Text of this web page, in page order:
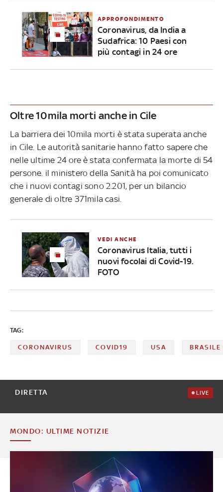
APPROFONDIMENTO
Coronavirus, da India a
Sudafrica: 10 Paesi con
più contagi in 24 ore
Oltre 10mila morti anche in Cile
La barriera dei 10mila morti è stata superata anche
in Cile. Le autorità sanitarie hanno fatto sapere che
nelle ultime 24 ore è stata confermata la morte di 54
persone. il ministero della Sanità ha poi comunicato
che i nuovi contagi sono 2.201, per un bilancio
generale di oltre 371mila casi.
VEDI ANCHE
Coronavirus Italia, tutti i
nuovi focolai di Covid-19.
FOTO
TAG:
CORONAVIRUS COVID19 USA BRASILE
DIRETTA LIVE
MONDO: ULTIME NOTIZIE